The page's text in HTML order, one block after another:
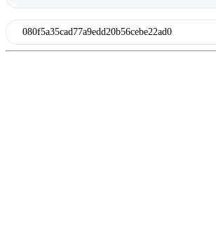
080f5a35cad77a9edd20b56cebe22ad0